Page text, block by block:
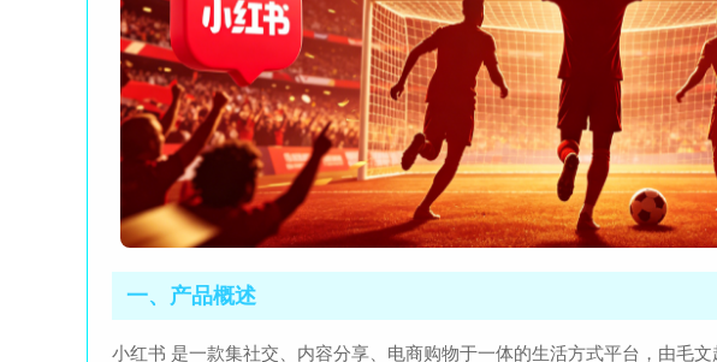
一、产品概述
小红书 是一款集社交、内容分享、电商购物于一体的生活方式平台，由毛